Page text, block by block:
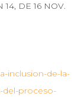
DE 16 NOV.
inclusion-de-la-
del-proceso-